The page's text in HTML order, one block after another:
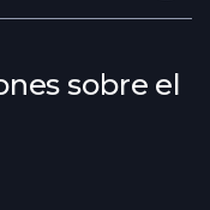
sobre el